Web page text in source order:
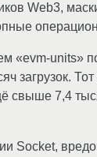
Web3,
«evm-units»
загрузок.
свыше 7,4
Socket,